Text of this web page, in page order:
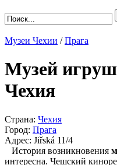
Музеи Чехии /Прага
Музей
Чехия
Страна: Чехия
Город: Прага
Адрес: Jiřská 11/4
История возникновения
интересна. Чешский